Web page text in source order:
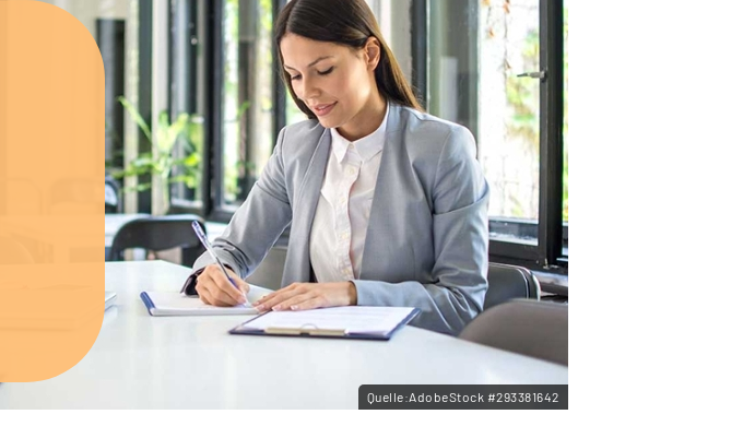
Quelle:AdobeStock #293381642